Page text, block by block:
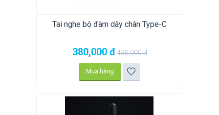
Tai nghe bộ đàm dây chân Type-C
380,000 đ430,000đ
Mua hàng